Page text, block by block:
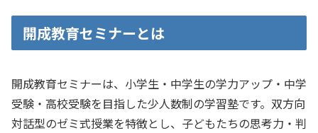
開成教育セミナーとは
開成教育セミナーは、小学生・中学生の学力アップ・中学
受験・高校受験を目指した少人数制の学習塾です。双方向
対話型のゼミ式授業を特徴とし、子どもたちの思考力・判